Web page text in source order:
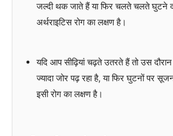
जल्दी थक जाते हैं या फिर चलते चलते घुटने
अर्थराइटिस रोग का लक्षण है।
यदि आप सीढ़ियां चढ़ते उतरते हैं तो उस
ज्यादा जोर पढ़ रहा है, या फिर घुटनों पर
इसी रोग का लक्षण है।